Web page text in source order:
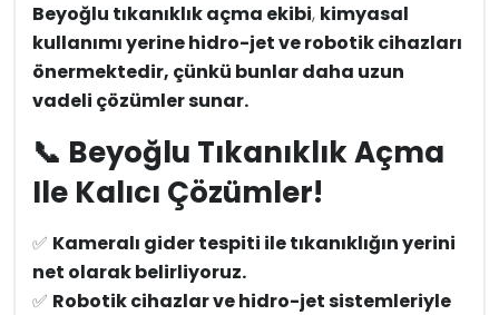
Beyoğlu tıkanıklık açma ekibi, kimyasal
kullanımı yerine hidro-jet ve robotik cihazları
önermektedir, çünkü bunlar daha uzun
vadeli çözümler sunar.
📞 Beyoğlu Tıkanıklık Açma
Ile Kalıcı Çözümler!
✅ Kameralı gider tespiti ile tıkanıklığın yerini
net olarak belirliyoruz.
✅ Robotik cihazlar ve hidro-jet sistemleriyle